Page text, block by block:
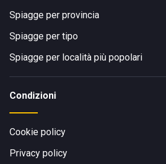
Spiagge per provincia
Spiagge per tipo
Spiagge per località più popolari
Condizioni
Cookie policy
Privacy policy